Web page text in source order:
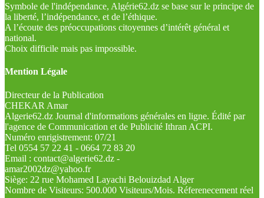
Symbole de l'indépendance, Algérie62.dz se base sur le principe de
la liberté, l’indépendance, et de l’éthique.
A l’écoute des préoccupations citoyennes d’intérêt général et
national.
Choix difficile mais pas impossible.
Mention Légale
Directeur de la Publication
CHEKAR Amar
Algerie62.dz Journal d'informations générales en ligne. Édité par
l'agence de Communication et de Publicité Ithran ACPI.
Numéro enrigistrement: 07/21
Tel 0554 57 22 41 - 0664 72 83 20
Email : contact@algerie62.dz -
amar2002dz@yahoo.fr
Siège: 22 rue Mohamed Layachi Belouizdad Alger
Nombre de Visiteurs: 500.000 Visiteurs/Mois. Réferenecement réel